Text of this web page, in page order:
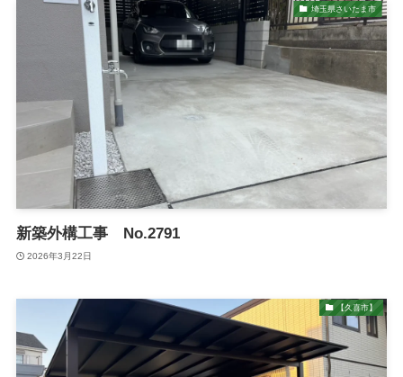
埼玉県さいたま市
新築外構工事 No.2791
2026年3月22日
【久喜市】